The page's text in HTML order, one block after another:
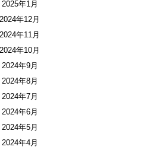
2025年1月
2024年12月
2024年11月
2024年10月
2024年9月
2024年8月
2024年7月
2024年6月
2024年5月
2024年4月